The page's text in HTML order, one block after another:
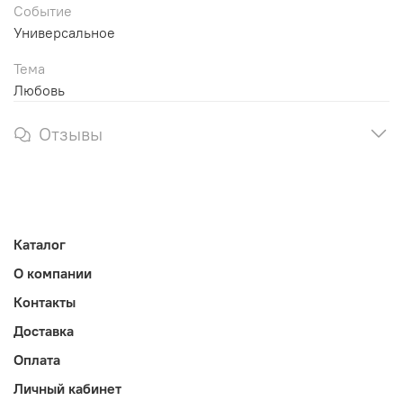
Событие
Универсальное
Тема
Любовь
Отзывы
Каталог
О компании
Контакты
Доставка
Оплата
Личный кабинет